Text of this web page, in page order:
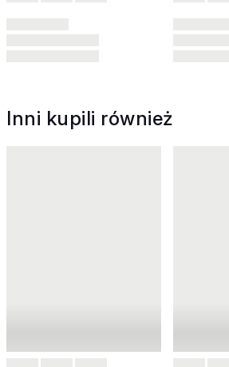
Inni kupili również